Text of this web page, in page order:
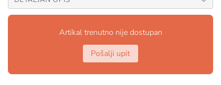
omogućuje više snage kod povlačenja.
Artikal trenutno nije dostupan
Pošalji upit